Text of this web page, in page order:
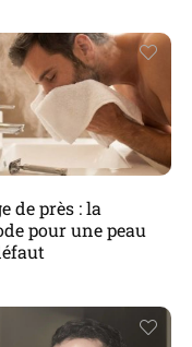
de près : la
pour une peau